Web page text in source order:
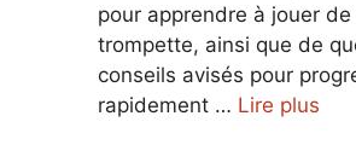
pour apprendre à jouer de
trompette, ainsi que de
conseils avisés pour
rapidement … Lire plus